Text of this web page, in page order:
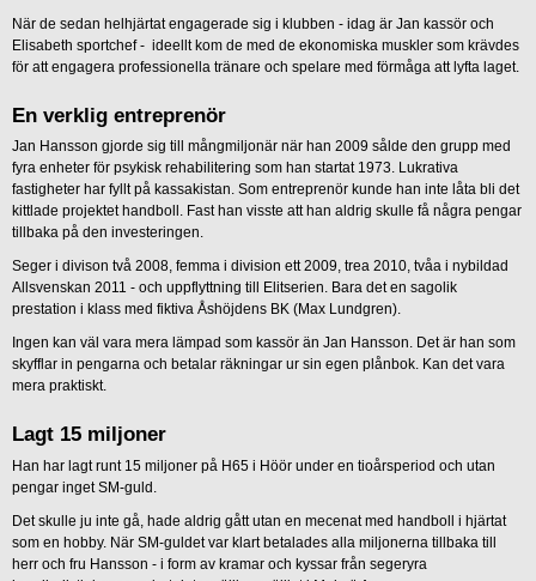
När de sedan helhjärtat engagerade sig i klubben - idag är Jan kassör och
Elisabeth sportchef - ideellt kom de med de ekonomiska muskler som krävdes
för att engagera professionella tränare och spelare med förmåga att lyfta laget.
En verklig entreprenör
Jan Hansson gjorde sig till mångmiljonär när han 2009 sålde den grupp med
fyra enheter för psykisk rehabilitering som han startat 1973. Lukrativa
fastigheter har fyllt på kassakistan. Som entreprenör kunde han inte låta bli det
kittlade projektet handboll. Fast han visste att han aldrig skulle få några pengar
tillbaka på den investeringen.
Seger i divison två 2008, femma i division ett 2009, trea 2010, tvåa i nybildad
Allsvenskan 2011 - och uppflyttning till Elitserien. Bara det en sagolik
prestation i klass med fiktiva Åshöjdens BK (Max Lundgren).
Ingen kan väl vara mera lämpad som kassör än Jan Hansson. Det är han som
skyfflar in pengarna och betalar räkningar ur sin egen plånbok. Kan det vara
mera praktiskt.
Lagt 15 miljoner
Han har lagt runt 15 miljoner på H65 i Höör under en tioårsperiod och utan
pengar inget SM-guld.
Det skulle ju inte gå, hade aldrig gått utan en mecenat med handboll i hjärtat
som en hobby. När SM-guldet var klart betalades alla miljonerna tillbaka till
herr och fru Hansson - i form av kramar och kyssar från segeryra